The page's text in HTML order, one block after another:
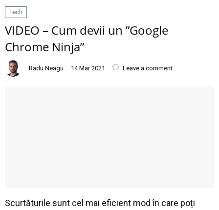
Tech
VIDEO – Cum devii un ”Google
Chrome Ninja”
Radu Neagu 14 Mar 2021 Leave a comment
Scurtăturile sunt cel mai eficient mod în care poți